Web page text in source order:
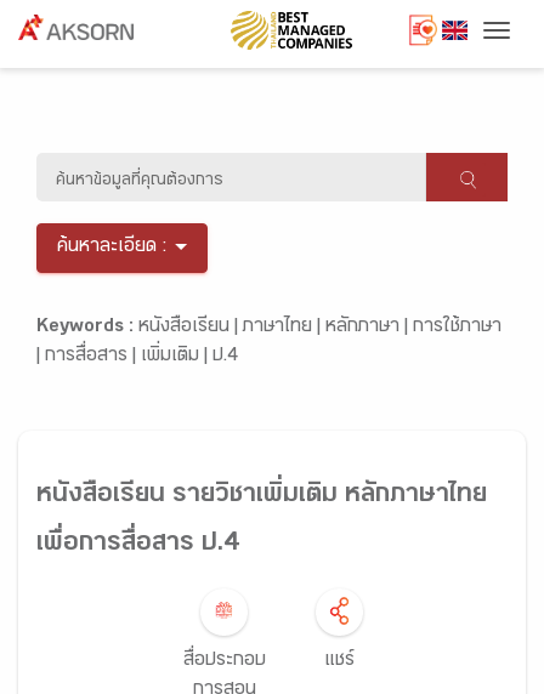
ค้นหาละเอียด :
Keywords : หนังสือเรียน |ภาษาไทย | หลักภาษา | การใช้ภาษา
การสื่อสาร | เพิ่มเติม | ป.4
หนังสือเรียน รายวิชาเพิ่มเติม หลักภาษาไทย
เพื่อการสื่อสาร ป.4
สื่อประกอบ
แชร์